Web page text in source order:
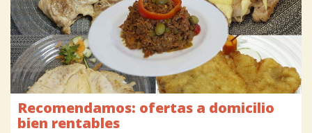
Recomendamos: ofertas a domicilio
bien rentables